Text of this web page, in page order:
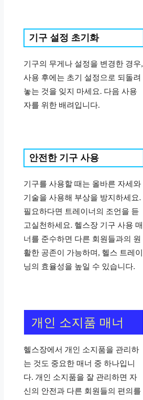
기구 설정 초기화
기구의 무게나 설정을 변경한 경우,
사용 후에는 초기 설정으로 되돌려
놓는 것을 잊지 마세요. 다음 사용
자를 위한 배려입니다.
안전한 기구 사용
기구를 사용할 때는 올바른 자세와
기술을 사용해 부상을 방지하세요.
필요하다면 트레이너의 조언을 듣
고실천하세요. 헬스장 기구 사용 매
너를 준수하면 다른 회원들과의 원
활한 공존이 가능하며, 헬스 트레이
닝의 효율성을 높일 수 있습니다.
개인 소지품 매너
헬스장에서 개인 소지품을 관리하
는 것도 중요한 매너 중 하나입니
다. 개인 소지품을 잘 관리하면 자
신의 안전과 다른 회원들의 편의를